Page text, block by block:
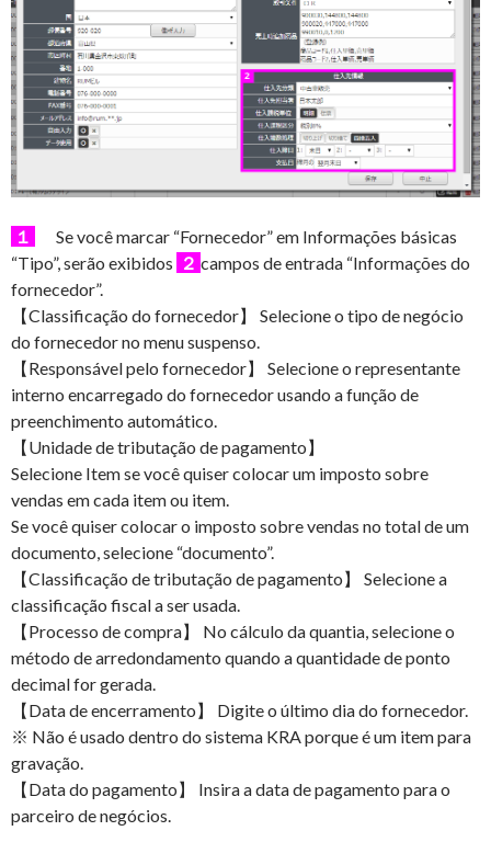
１
Se você marcar “Fornecedor” em Informações básicas
“Tipo”, serão exibidos ２ campos de entrada “Informações do
fornecedor”.
【Classificação do fornecedor】 Selecione o tipo de negócio
do fornecedor no menu suspenso.
【Responsável pelo fornecedor】 Selecione o representante
interno encarregado do fornecedor usando a função de
preenchimento automático.
【Unidade de tributação de pagamento】
Selecione Item se você quiser colocar um imposto sobre
vendas em cada item ou item.
Se você quiser colocar o imposto sobre vendas no total de um
documento, selecione “documento”.
【Classificação de tributação de pagamento】 Selecione a
classificação fiscal a ser usada.
【Processo de compra】 No cálculo da quantia, selecione o
método de arredondamento quando a quantidade de ponto
decimal for gerada.
【Data de encerramento】 Digite o último dia do fornecedor.
※ Não é usado dentro do sistema KRA porque é um item para
gravação.
【Data do pagamento】 Insira a data de pagamento para o
parceiro de negócios.